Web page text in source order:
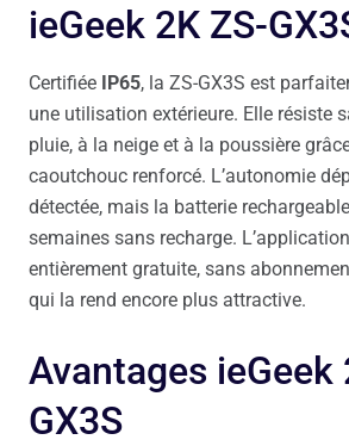
ieGeek 2K ZS-
Certifiée IP65, la ZS-GX3S est
une utilisation extérieure. Elle résiste
pluie, à la neige et à la poussière
caoutchouc renforcé. L’autonomie
détectée, mais la batterie
semaines sans recharge.
entièrement gratuite, sans
qui la rend encore plus attractive.
Avantages ieGeek
GX3S